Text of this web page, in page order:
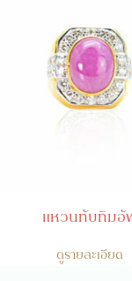
แหวนทับทิม
ดูรายละเอียด